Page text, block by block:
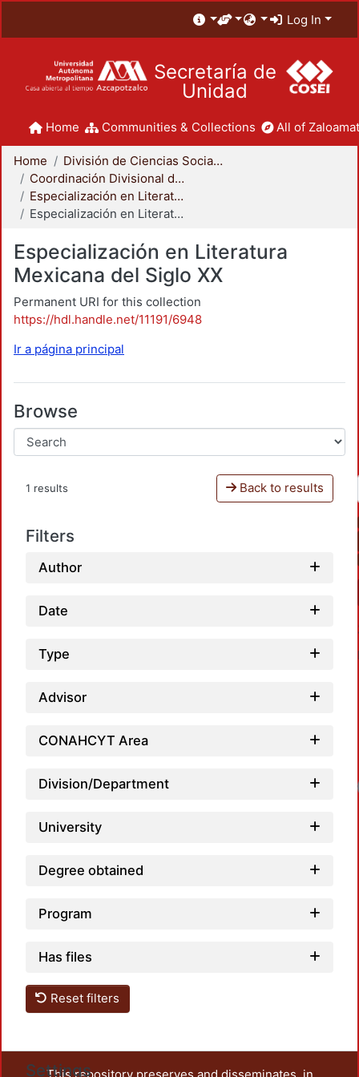
Log In
Secretaría de
Unidad
Home Communities & Collections All of
Home
División de Ciencias Sociales y Humanidades
Coordinación Divisional de Posgrado
Especialización en Literatura Mexicana del Siglo XX
Especialización en Literatura Mexicana del Siglo XX
Especialización en Literatura
Mexicana del Siglo XX
Permanent URI for this collection
https://hdl.handle.net/11191/6948
Ir a página principal
Browse
1 results Back to results
Filters
Author
Date
Type
Advisor
CONAHCYT Area
Division/Department
University
Degree obtained
Program
Has files
Reset filters
Settings